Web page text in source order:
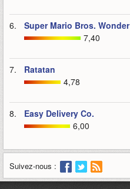
6.
Super Mario Bros. Wonder
7,40
7.
Ratatan
4,78
8.
Easy Delivery Co.
6,00
Suivez-nous :